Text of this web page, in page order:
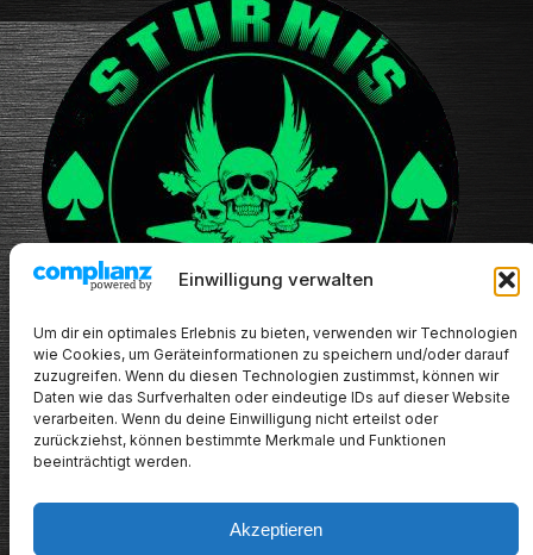
Einwilligung verwalten
Um dir ein optimales Erlebnis zu bieten, verwenden wir Technologien
wie Cookies, um Geräteinformationen zu speichern und/oder darauf
zuzugreifen. Wenn du diesen Technologien zustimmst, können wir
Daten wie das Surfverhalten oder eindeutige IDs auf dieser Website
verarbeiten. Wenn du deine Einwilligung nicht erteilst oder
zurückziehst, können bestimmte Merkmale und Funktionen
beeinträchtigt werden.
Akzeptieren
METALHEADs new stuff